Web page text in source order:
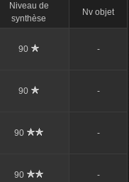
Niveau de
synthèse
Nv objet
90 -
90 -
90 -
90 -